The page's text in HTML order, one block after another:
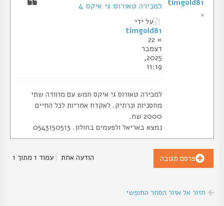
למכירה טאורוס גי איקס 4
על ידי
timgold81
דצמבר
2025,
למכירה טאורוס גי איקס חמש עם מזוודה שתי
מחסניות ונרתיק. לאקדח אחריות לכל החיים
2000 שח.
נמצא באריאל ולפעמים בחולון. 0543150513
timgold81
פרסם תגובה הודעה אחת |עמוד1מתוך1
חזור אל אזור הסחר החופשי